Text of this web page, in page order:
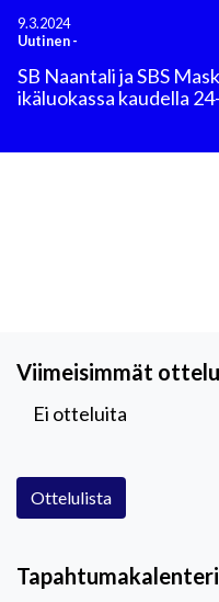
9.3.2024
Uutinen-
SB Naantali ja SBS
ikäluokassa kaudella
Viimeisimmät
Ei otteluita
Ottelulista
Tapahtumakalenteri